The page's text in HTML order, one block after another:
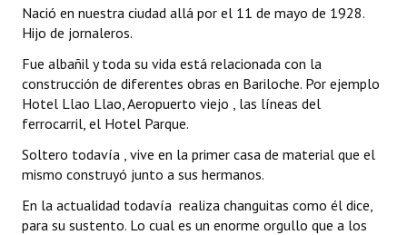
Nació en nuestra ciudad allá por el 11 de mayo de 1928.
Hijo de jornaleros.
Fue albañil y toda su vida está relacionada con la
construcción de diferentes obras en Bariloche. Por ejemplo
Hotel Llao Llao, Aeropuerto viejo , las líneas del
ferrocarril, el Hotel Parque.
Soltero todavía , vive en la primer casa de material que el
mismo construyó junto a sus hermanos.
En la actualidad todavía realiza changuitas como él dice,
para su sustento. Lo cual es un enorme orgullo que a los